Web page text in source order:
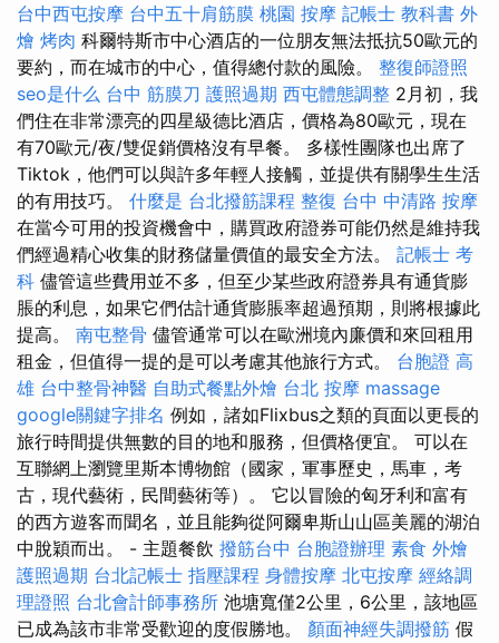
台中西屯按摩 台中五十肩筋膜 桃園 按摩 記帳士 教科書 外
燴 烤肉 科爾特斯市中心酒店的一位朋友無法抵抗50歐元的
要約，而在城市的中心，值得總付款的風險。 整復師證照
seo是什么 台中 筋膜刀 護照過期 西屯體態調整 2月初，我
們住在非常漂亮的四星級德比酒店，價格為80歐元，現在
有70歐元/夜/雙促銷價格沒有早餐。 多樣性團隊也出席了
Tiktok，他們可以與許多年輕人接觸，並提供有關學生生活
的有用技巧。 什麼是 台北撥筋課程 整復 台中 中清路 按摩
在當今可用的投資機會中，購買政府證券可能仍然是維持我
們經過精心收集的財務儲量價值的最安全方法。 記帳士 考
科 儘管這些費用並不多，但至少某些政府證券具有通貨膨
脹的利息，如果它們估計通貨膨脹率超過預期，則將根據此
提高。 南屯整骨 儘管通常可以在歐洲境內廉價和來回租用
租金，但值得一提的是可以考慮其他旅行方式。 台胞證 高
雄 台中整骨神醫 自助式餐點外燴 台北 按摩 massage
google關鍵字排名 例如，諸如Flixbus之類的頁面以更長的
旅行時間提供無數的目的地和服務，但價格便宜。 可以在
互聯網上瀏覽里斯本博物館（國家，軍事歷史，馬車，考
古，現代藝術，民間藝術等）。 它以冒險的匈牙利和富有
的西方遊客而聞名，並且能夠從阿爾卑斯山山區美麗的湖泊
中脫穎而出。 - 主題餐飲 撥筋台中 台胞證辦理 素食 外燴
護照過期 台北記帳士 指壓課程 身體按摩 北屯按摩 經絡調
理證照 台北會計師事務所 池塘寬僅2公里，6公里，該地區
已成為該市非常受歡迎的度假勝地。 顏面神經失調撥筋 假